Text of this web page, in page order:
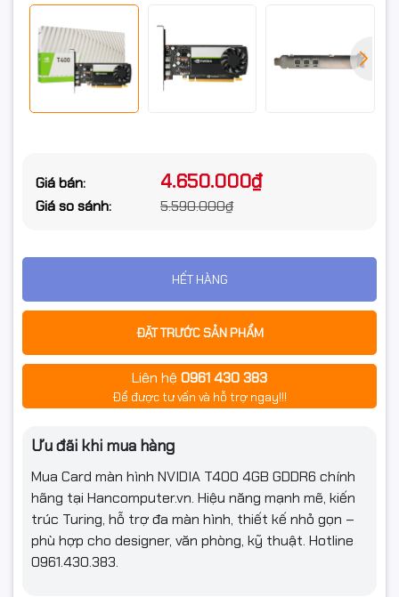
Giá bán: 4.650.000₫
Giá so sánh: 5.590.000₫
HẾT HÀNG
ĐẶT TRƯỚC SẢN PHẨM
Liên hệ 0961 430 383
Để được tư vấn và hỗ trợ ngay!!!
Ưu đãi khi mua hàng
Mua Card màn hình NVIDIA T400 4GB GDDR6 chính
hãng tại Hancomputer.vn. Hiệu năng mạnh mẽ, kiến
trúc Turing, hỗ trợ đa màn hình, thiết kế nhỏ gọn –
phù hợp cho designer, văn phòng, kỹ thuật. Hotline
0961.430.383.